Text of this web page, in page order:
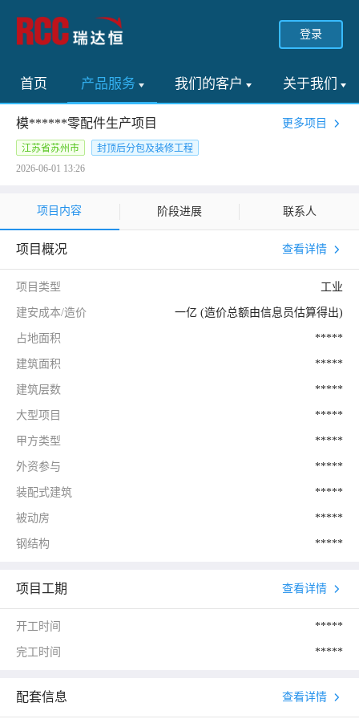
登录
首页 产品服务 我们的客户 关于我们
模******零配件生产项目 更多项目
江苏省苏州市
封顶后分包及装修工程
2026-06-01 13:26
项目内容 阶段进展 联系人
项目概况 查看详情
项目类型 工业
建安成本/造价 一亿 (造价总额由信息员估算得出)
占地面积 *****
建筑面积 *****
建筑层数 *****
大型项目 *****
甲方类型 *****
外资参与 *****
装配式建筑 *****
被动房 *****
钢结构 *****
项目工期 查看详情
开工时间 *****
完工时间 *****
配套信息 查看详情